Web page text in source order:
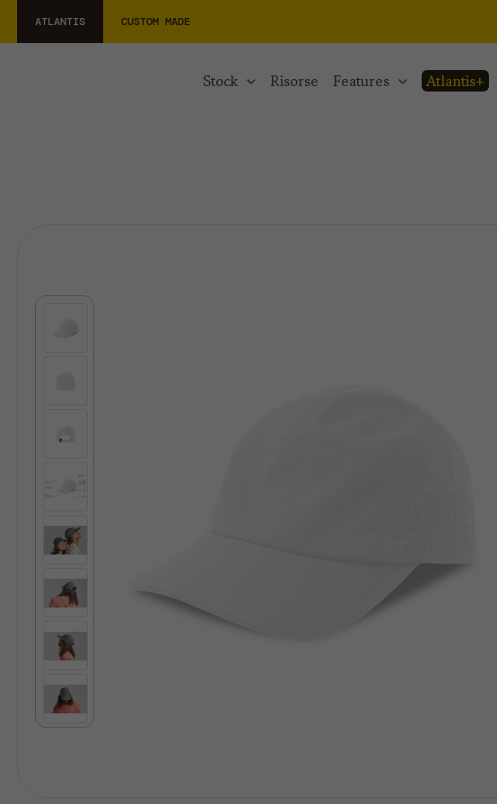
ATLANTIS CUSTOM MADE
stock risorse features atlantis+